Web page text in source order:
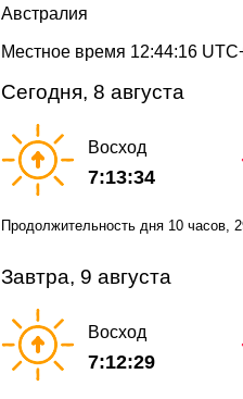
Австралия
Местное время 12:44:16
Сегодня, 8 августа
Восход
7:13:34
Продолжительность дня 10 часов ,
Завтра, 9 августа
Восход
7:12:29